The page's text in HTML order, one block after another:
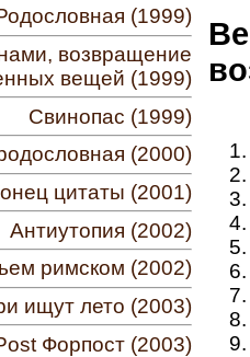
(1999)
возвращение
вещей (1999)
Свинопас (1999)
(2000)
цитаты (2001)
Антиутопия (2002)
римском (2002)
ищут лето (2003)
Форпост (2003)